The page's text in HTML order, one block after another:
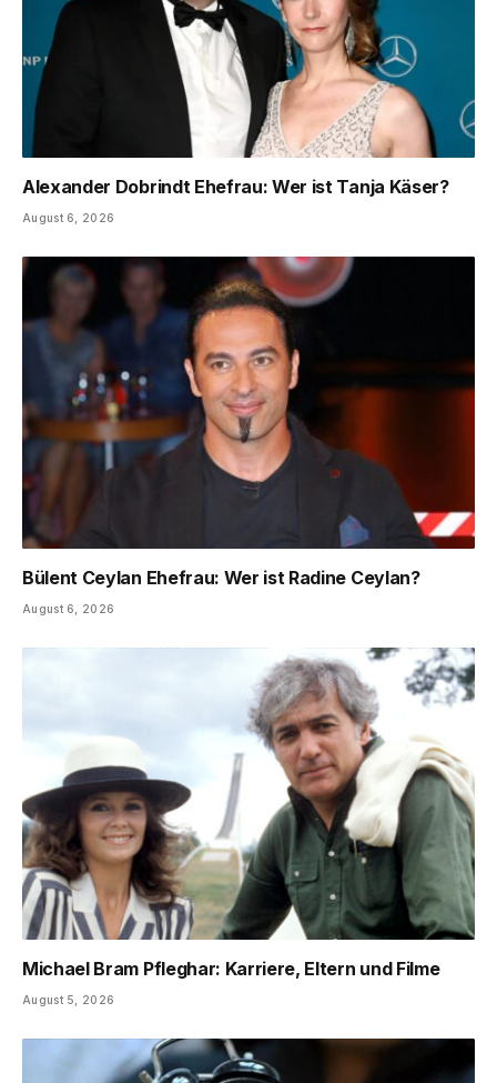
Alexander Dobrindt Ehefrau: Wer ist Tanja Käser?
August 6, 2026
Bülent Ceylan Ehefrau: Wer ist Radine Ceylan?
August 6, 2026
Michael Bram Pfleghar: Karriere, Eltern und Filme
August 5, 2026